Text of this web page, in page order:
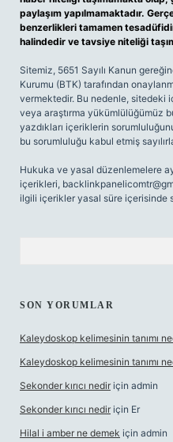
paylaşım yapılmamaktadır.
benzerlikleri tamamen
halindedir ve tavsiye niteliği
Sitemiz, 5651 Sayılı Kanun
Kurumu (BTK) tarafından
vermektedir. Bu nedenle, sitedeki
veya araştırma yükümlülüğümüz
yazdıkları içeriklerin
bu sorumluluğu kabul etmiş
Hukuka ve yasal düzenlemelere
içerikleri,
ilgili içerikler yasal süre içerisinde
SON YORUMLAR
Kaleydoskop kelimesinin tanımı
Kaleydoskop kelimesinin tanımı
Sekonder kırıcı nedir için admin
Sekonder kırıcı nedir için Er
Hilal i amber ne demek için admin